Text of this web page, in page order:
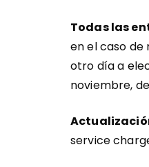
Todas las
en el caso de
otro día a
noviembre,
service